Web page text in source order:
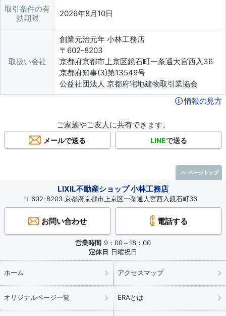
取引条件の有
効期限
2026年8月10日
取扱い会社
創業元治元年 小林工務店
〒602-8203
京都府京都市上京区鏡石町一条通大宮西入36
京都府知事(3)第13549号
公益社団法人 京都府宅地建物取引業協会
情報の見方
ご家族やご友人に共有できます。
メールで送る LINEで送る
LIXIL不動産ショップ 小林工務店
〒602-8203 京都府京都市上京区一条通大宮西入鏡石町36
お問い合わせ 電話する
営業時間 9：00～18：00
定休日 日曜祝日
ホーム アクセスマップ
オリジナルページ一覧 ERAとは
ページトップ